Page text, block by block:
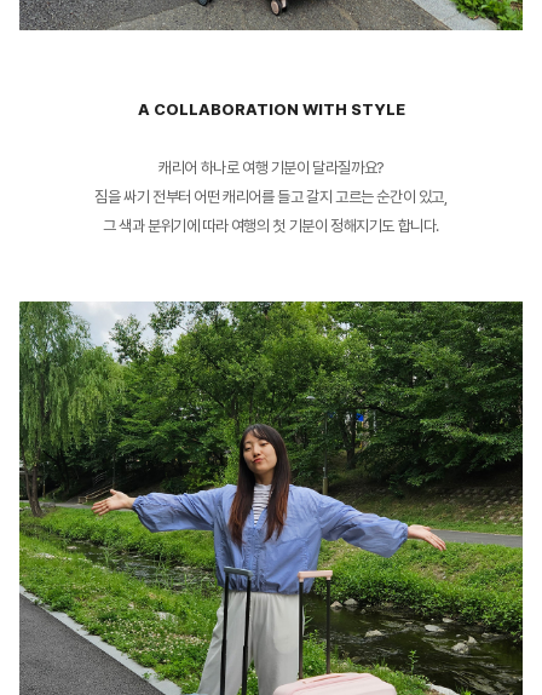
A COLLABORATION WITH STYLE
캐리어 하나로 여행 기분이 달라질까요?
짐을 싸기 전부터 어떤 캐리어를 들고 갈지 고르는 순간이 있고,
그 색과 분위기에 따라 여행의 첫 기분이 정해지기도 합니다.